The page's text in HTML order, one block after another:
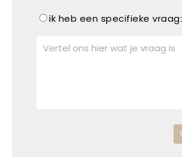
ik heb een specifieke vraag: